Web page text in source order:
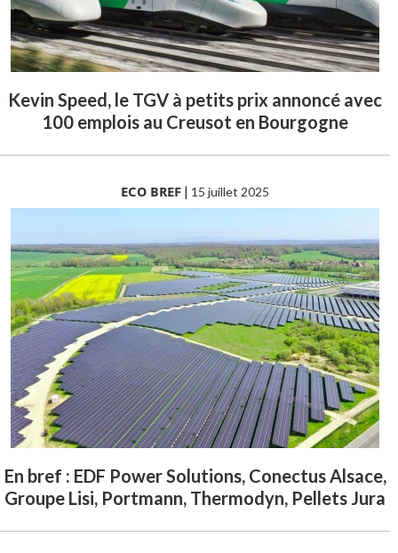
Kevin Speed, le TGV à petits prix annoncé avec
100 emplois au Creusot en Bourgogne
ECO BREF | 15 juillet 2025
En bref : EDF Power Solutions, Conectus Alsace,
Groupe Lisi, Portmann, Thermodyn, Pellets Jura